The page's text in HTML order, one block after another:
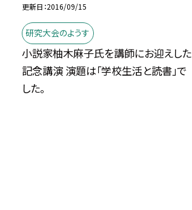
更新日 2016/09/15
研究大会のようす
小説家柚木麻子氏を講師にお迎えした
記念講演 演題は「学校生活と読書」で
した。